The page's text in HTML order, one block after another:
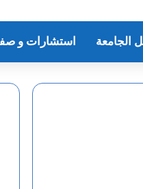
الجامعة استشارات و